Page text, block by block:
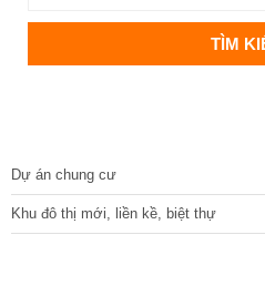
Dự án chung cư
Khu đô thị mới, liền kề, biệt thự